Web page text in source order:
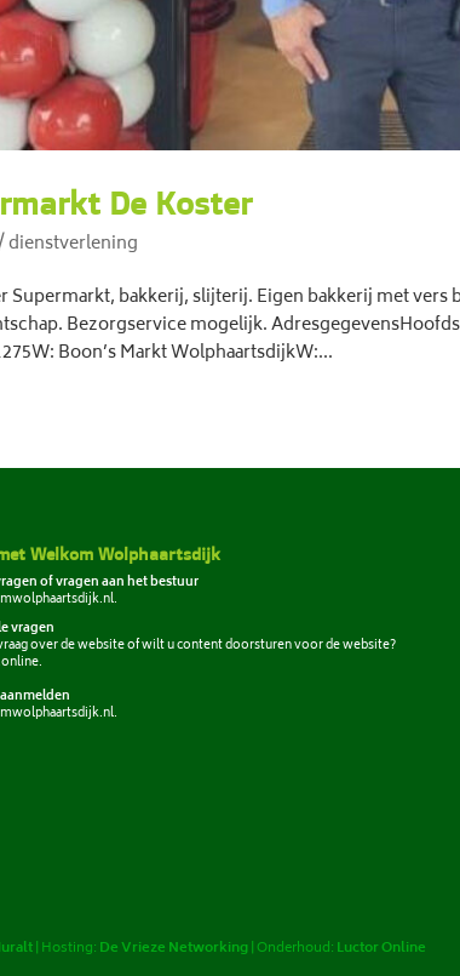
De Koster
dienstverlening
Supermarkt, bakkerij, slijterij. Eigen bakkerij met
Bezorgservice mogelijk.
Boon’s Markt WolphaartsdijkW:...
Welkom Wolphaartsdijk
of vragen aan het bestuur
.
vragen
over de website of wilt u content doorsturen voor de website?
.
.
| Hosting: De Vrieze Networking| Onderhoud: Luctor Online